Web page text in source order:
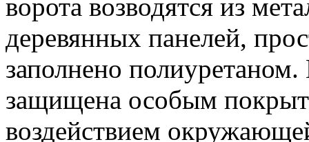
ворота возводятся из
деревянных панелей,
заполнено
защищена особым
воздействием